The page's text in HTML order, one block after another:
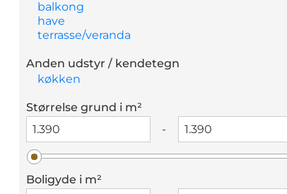
balkong
have
terrasse/veranda
Anden udstyr / kendetegn
køkken
Størrelse grund i m²
-
Boligyde i m²